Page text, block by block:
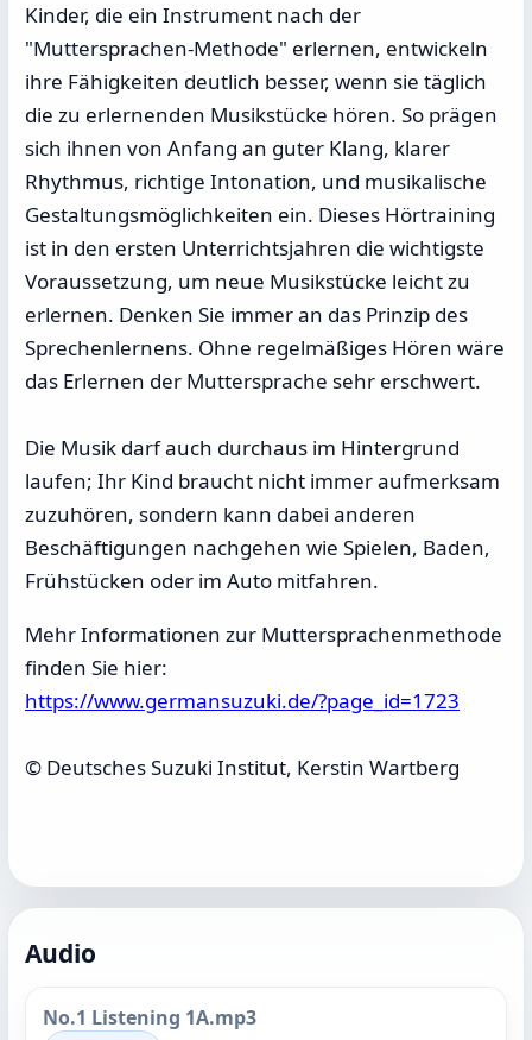
Kinder, die ein Instrument nach der
"Muttersprachen-Methode" erlernen, entwickeln
ihre Fähigkeiten deutlich besser, wenn sie täglich
die zu erlernenden Musikstücke hören. So prägen
sich ihnen von Anfang an guter Klang, klarer
Rhythmus, richtige Intonation, und musikalische
Gestaltungsmöglichkeiten ein. Dieses Hörtraining
ist in den ersten Unterrichtsjahren die wichtigste
Voraussetzung, um neue Musikstücke leicht zu
erlernen. Denken Sie immer an das Prinzip des
Sprechenlernens. Ohne regelmäßiges Hören wäre
das Erlernen der Muttersprache sehr erschwert.
Die Musik darf auch durchaus im Hintergrund
laufen; Ihr Kind braucht nicht immer aufmerksam
zuzuhören, sondern kann dabei anderen
Beschäftigungen nachgehen wie Spielen, Baden,
Frühstücken oder im Auto mitfahren.
Mehr Informationen zur Muttersprachenmethode
finden Sie hier:
https://www.germansuzuki.de/?page_id=1723
© Deutsches Suzuki Institut, Kerstin Wartberg
Audio
No.1 Listening 1A.mp3